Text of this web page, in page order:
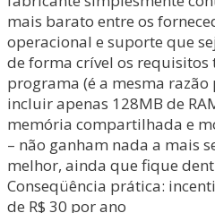
mais barato entre os
operacional e suporte que
de forma crível os requisitos
programa (é a mesma
incluir apenas 128MB de
memória compartilhada e
– não ganham nada a mais
melhor, ainda que fique
Conseqüência prática:
de R$ 30 por ano